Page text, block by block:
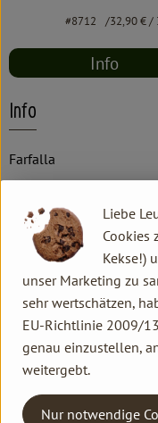
#8712 32,90 €/
Info
Info
Farfalla
Herkunft
Liebe
Cookies
Kekse!)
unser Marketing zu
sehr wertschätzen,
EU-Richtlinie 2009/
genau einzustellen,
weitergebt.
Nur notwendige